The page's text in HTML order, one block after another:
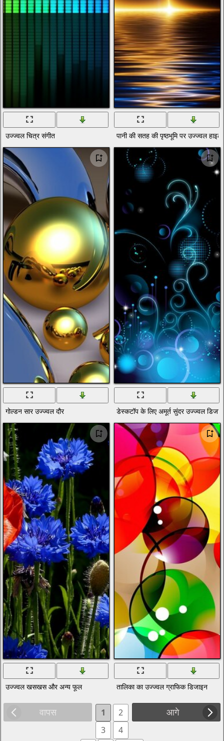
उज्ज्वल चित्र संगीत पानी की सतह की पृष्ठभूमि पर उज्ज्वल
गोल्डन सार उज्ज्वल दौर डेस्कटॉप के लिए अमूर्त सुंदर उज्ज्वल
उज्ज्वल खसखस और अन्य फूल तालिका का उज्ज्वल ग्राफिक डिजाइन
वापस आगे
1
2
3
4